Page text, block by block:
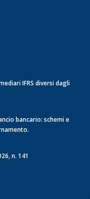
IFRS diversi dagli
bancario: schemi e
n. 141